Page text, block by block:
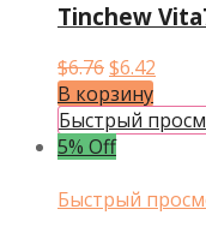
Tinchew
$6.76
цена
$6.76.
$6.42
$6.42.
В корзину
Быстрый
5% Off
Быстрый